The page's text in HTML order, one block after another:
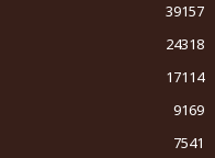
39157
24318
17114
9169
7541